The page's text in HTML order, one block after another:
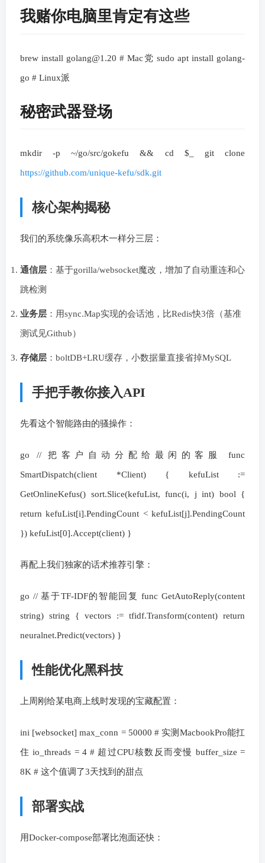
我赌你电脑里肯定有这些
brew install golang@1.20 # Mac党 sudo apt install golang-
go # Linux派
秘密武器登场
mkdir -p ~/go/src/gokefu && cd $_ git clone
https://github.com/unique-kefu/sdk.git
核心架构揭秘
我们的系统像乐高积木一样分三层：
通信层 ：基于gorilla/websocket魔改，增加了自动重连和心
跳检测
业务层 ：用sync.Map实现的会话池，比Redis快3倍（基准
测试见Github）
存储层 ：boltDB+LRU缓存，小数据量直接省掉MySQL
手把手教你接入API
先看这个智能路由的骚操作：
go // 把客户自动分配给最闲的客服 func
SmartDispatch(client *Client) { kefuList :=
GetOnlineKefus() sort.Slice(kefuList, func(i, j int) bool {
return kefuList[i].PendingCount < kefuList[j].PendingCount
}) kefuList[0].Accept(client) }
再配上我们独家的话术推荐引擎：
go // 基于TF-IDF的智能回复 func GetAutoReply(content
string) string { vectors := tfidf.Transform(content) return
neuralnet.Predict(vectors) }
性能优化黑科技
上周刚给某电商上线时发现的宝藏配置：
ini [websocket] max_conn = 50000 # 实测MacbookPro能扛
住 io_threads = 4 # 超过CPU核数反而变慢 buffer_size =
8K # 这个值调了3天找到的甜点
部署实战
用Docker-compose部署比泡面还快：